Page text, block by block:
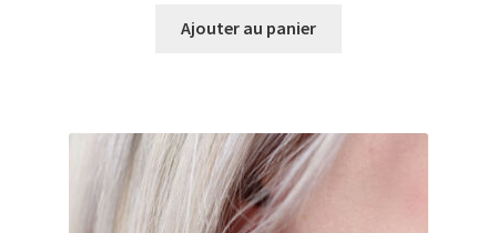
initial
actuel
Ajouter au panier